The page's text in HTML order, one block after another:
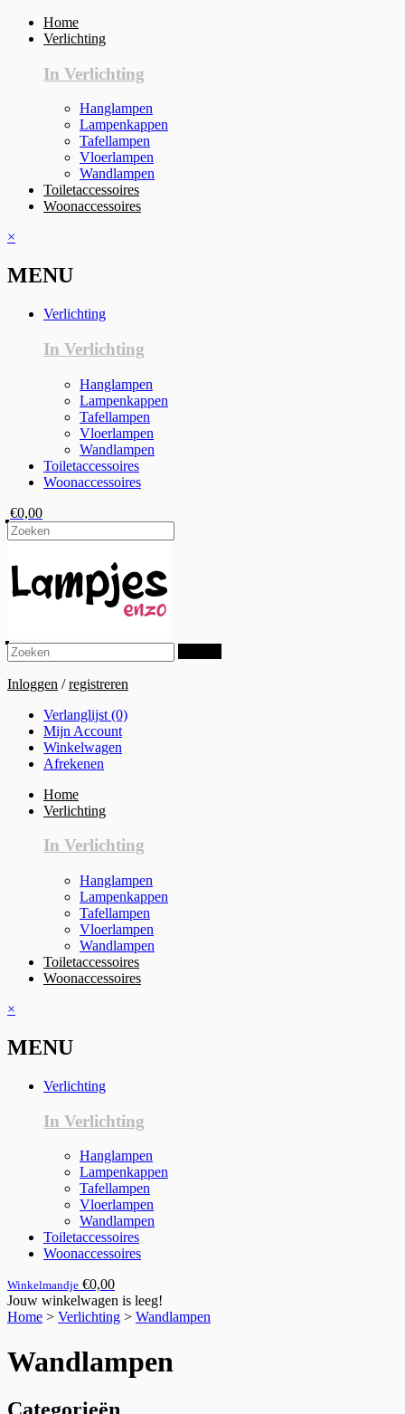
Home
Verlichting
In Verlichting
Hanglampen
Lampenkappen
Tafellampen
Vloerlampen
Wandlampen
Toiletaccessoires
Woonaccessoires
×
MENU
Verlichting
In Verlichting
Hanglampen
Lampenkappen
Tafellampen
Vloerlampen
Wandlampen
Toiletaccessoires
Woonaccessoires
€0,00
Inloggen /registreren
Verlanglijst (0)
Mijn Account
Winkelwagen
Afrekenen
Home
Verlichting
In Verlichting
Hanglampen
Lampenkappen
Tafellampen
Vloerlampen
Wandlampen
Toiletaccessoires
Woonaccessoires
×
MENU
Verlichting
In Verlichting
Hanglampen
Lampenkappen
Tafellampen
Vloerlampen
Wandlampen
Toiletaccessoires
Woonaccessoires
Winkelmandje €0,00
Jouw winkelwagen is leeg!
Home > Verlichting > Wandlampen
Wandlampen